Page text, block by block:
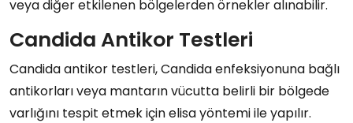
veya diğer etkilenen bölgelerden örnekler alınabilir.
Candida Antikor Testleri
Candida antikor testleri, Candida enfeksiyonuna bağlı
antikorları veya mantarın vücutta belirli bir bölgede
varlığını tespit etmek için elisa yöntemi ile yapılır.